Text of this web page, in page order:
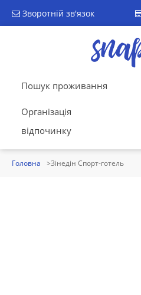
Зворотній зв'язок
Пошук проживання
Організація
відпочинку
Головна Зінедін Спорт-готель